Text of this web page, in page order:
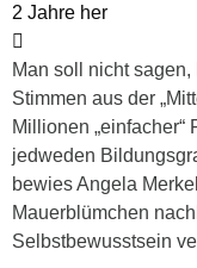
2 Jahre her
Man soll nicht
Stimmen aus der
Millionen
jedweden
bewies Angela
Mauerblümchen
Selbstbewusstsein